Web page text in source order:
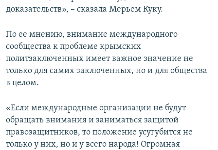
доказательств», – сказала Мерьем Куку.
По ее мнению, внимание международного
сообщества к проблеме крымских
политзаключенных имеет важное значение не
только для самих заключенных, но и для общества
в целом.
«Если международные организации не будут
обращать внимания и заниматься защитой
правозащитников, то положение усугубится не
только у них, но и у всего народа! Огромная